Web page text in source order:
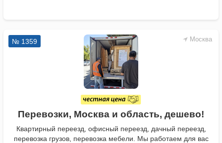
Москва
№ 1359
Перевозки, Москва и область, дешево!
Квартирный переезд, офисный переезд, дачный переезд,
перевозка грузов, перевозка мебели. Мы работаем для вас